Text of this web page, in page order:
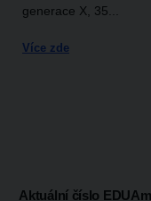
generace X, 35...
Více zde
Aktuální číslo